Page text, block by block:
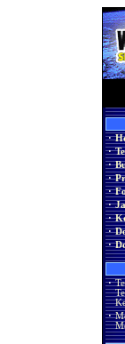
·
·
·
·
·
·
·
·
·
·
·